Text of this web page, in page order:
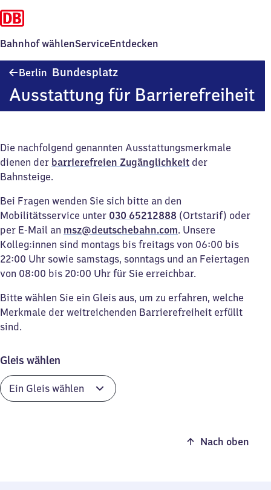
Bahnhof wählenServiceEntdecken
Berlin Bundesplatz
Ausstattung für Barrierefreiheit
Die nachfolgend genannten Ausstattungsmerkmale
dienen der barrierefreien Zugänglichkeit der
Bahnsteige.
Bei Fragen wenden Sie sich bitte an den
Mobilitätsservice unter 030 65212888 (Ortstarif) oder
per E-Mail an msz@deutschebahn.com. Unsere
Kolleg:innen sind montags bis freitags von 06:00 bis
22:00 Uhr sowie samstags, sonntags und an Feiertagen
von 08:00 bis 20:00 Uhr für Sie erreichbar.
Bitte wählen Sie ein Gleis aus, um zu erfahren, welche
Merkmale der weitreichenden Barrierefreiheit erfüllt
sind.
Gleis wählen
Nach oben